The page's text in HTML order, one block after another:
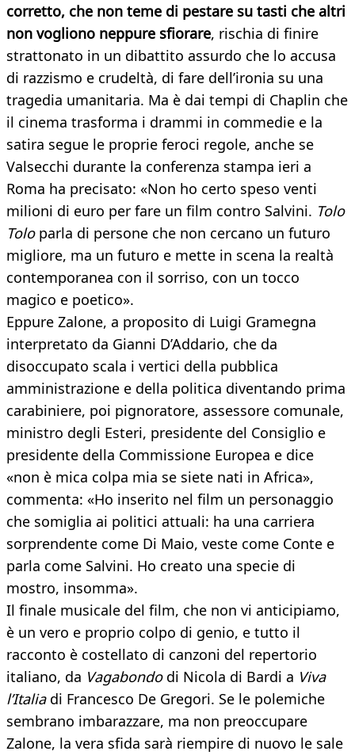
corretto, che non teme di pestare su tasti che altri
non vogliono neppure sfiorare, rischia di finire
strattonato in un dibattito assurdo che lo accusa
di razzismo e crudeltà, di fare dell’ironia su una
tragedia umanitaria. Ma è dai tempi di Chaplin che
il cinema trasforma i drammi in commedie e la
satira segue le proprie feroci regole, anche se
Valsecchi durante la conferenza stampa ieri a
Roma ha precisato: «Non ho certo speso venti
milioni di euro per fare un film contro Salvini. Tolo
Toloparla di persone che non cercano un futuro
migliore, ma un futuro e mette in scena la realtà
contemporanea con il sorriso, con un tocco
magico e poetico».
Eppure Zalone, a proposito di Luigi Gramegna
interpretato da Gianni D’Addario, che da
disoccupato scala i vertici della pubblica
amministrazione e della politica diventando prima
carabiniere, poi pignoratore, assessore comunale,
ministro degli Esteri, presidente del Consiglio e
presidente della Commissione Europea e dice
«non è mica colpa mia se siete nati in Africa»,
commenta: «Ho inserito nel film un personaggio
che somiglia ai politici attuali: ha una carriera
sorprendente come Di Maio, veste come Conte e
parla come Salvini. Ho creato una specie di
mostro, insomma».
Il finale musicale del film, che non vi anticipiamo,
è un vero e proprio colpo di genio, e tutto il
racconto è costellato di canzoni del repertorio
italiano, da Vagabondodi Nicola di Bardi a Viva
l’Italiadi Francesco De Gregori. Se le polemiche
sembrano imbarazzare, ma non preoccupare
Zalone, la vera sfida sarà riempire di nuovo le sale